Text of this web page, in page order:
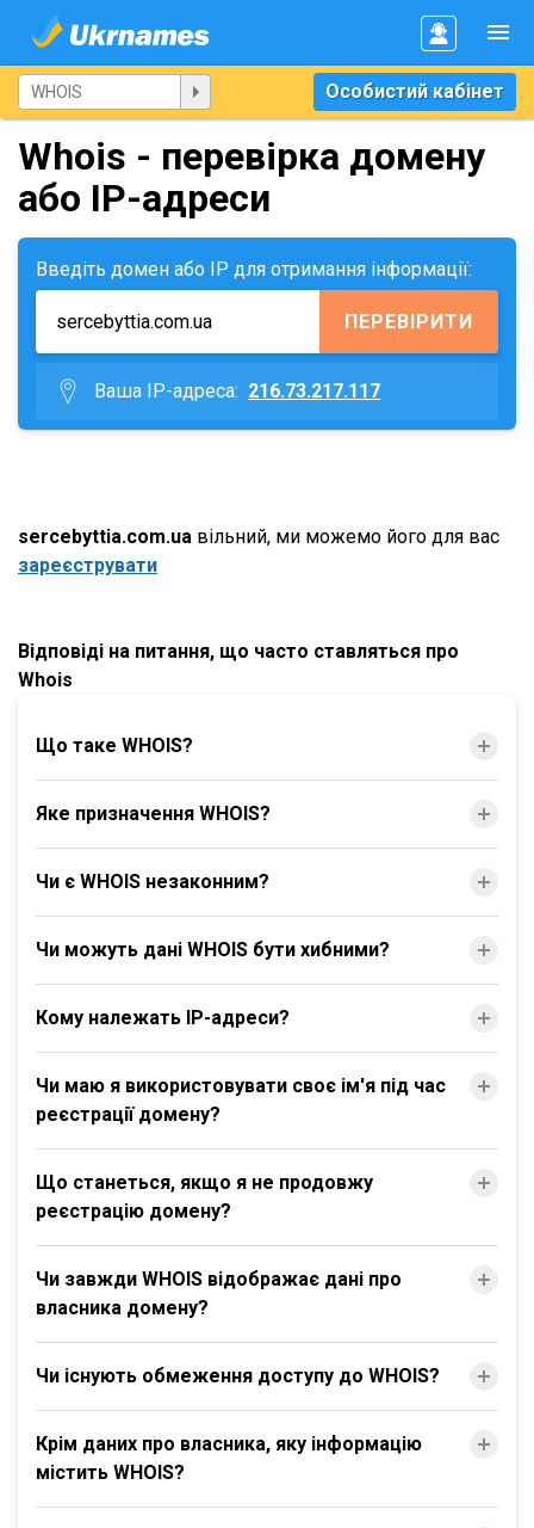
Особистий кабінет
Whois - перевірка домену
або IP-адреси
Введіть домен або IP для отримання інформації:
ПЕРЕВІРИТИ
Ваша IP-адреса: 216.73.217.117
sercebyttia.com.ua вільний, ми можемо його для вас
зареєструвати
Відповіді на питання, що часто ставляться про
Whois
Що таке WHOIS?
Яке призначення WHOIS?
Чи є WHOIS незаконним?
Чи можуть дані WHOIS бути хибними?
Кому належать IP-адреси?
Чи маю я використовувати своє ім'я під час
реєстрації домену?
Що станеться, якщо я не продовжу
реєстрацію домену?
Чи завжди WHOIS відображає дані про
власника домену?
Чи існують обмеження доступу до WHOIS?
Крім даних про власника, яку інформацію
містить WHOIS?